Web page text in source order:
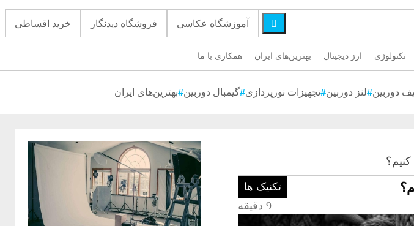
آموزشگاه عکاسی فروشگاه دیدنگار خرید اقساطی 
تکنولوژی ارز دیجیتال بهترین‌های ایران همکاری با ما
دوربین لنز دوربین تجهیزات نورپردازی گیمبال دوربین بهترین‌های ایران
تکنیک ها
9 دقیقه